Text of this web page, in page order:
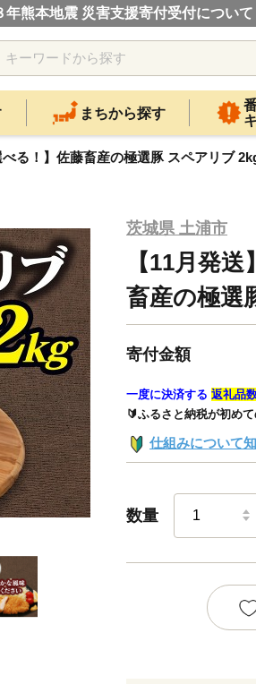
年熊本地震 災害支援寄付受付について
まちから探す
べる！】佐藤畜産の極選豚 スペアリブ
茨城県 土浦市
【11月発
畜産の極選
寄付金額
一度に決済する 返礼品
🔰ふるさと納税が初め
仕組みについて
数量